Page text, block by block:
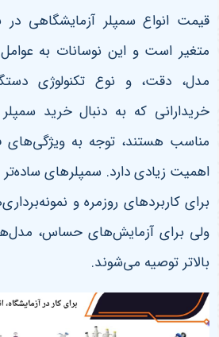
قیمت انواع سمپلر آزمایشگاهی در
متغیر است و این نوسانات به
مدل، دقت، و نوع تکنولوژی
خریدارانی که به دنبال خرید
مناسب هستند، توجه به
اهمیت زیادی دارد. سمپلرهای ساده‌تر
برای کاربردهای روزمره و
ولی برای آزمایش‌های حساس،
بالاتر توصیه می‌شوند.